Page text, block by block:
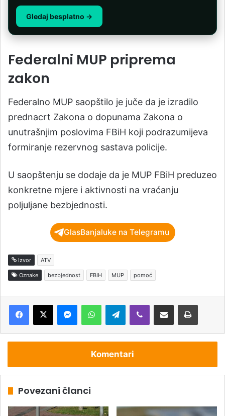
Gledaj besplatno →
Federalni MUP priprema
zakon
Federalno MUP saopštilo je juče da je izradilo
prednacrt Zakona o dopunama Zakona o
unutrašnjim poslovima FBiH koji podrazumijeva
formiranje rezervnog sastava policije.
U saopštenju se dodaje da je MUP FBiH preduzeo
konkretne mjere i aktivnosti na vraćanju
poljuljane bezbjednosti.
GlasBanjaluke na Telegramu
Izvor ATV
Oznake bezbjednost FBIH MUP pomoć
Telegram
Komentari
Povezani članci